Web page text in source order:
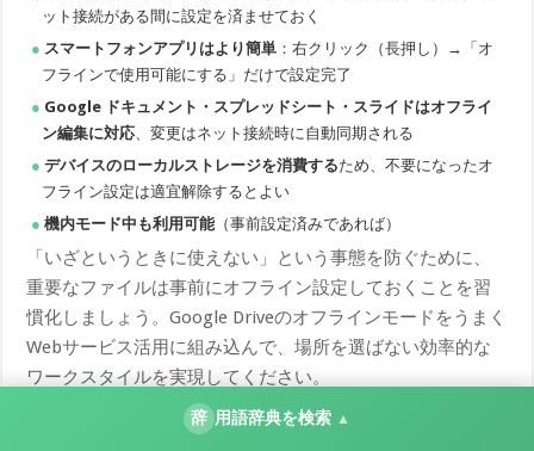
ット接続がある間に設定を済ませておく
スマートフォンアプリはより簡単 ：右クリック（長押し）→「オ
フラインで使用可能にする」だけで設定完了
Google ドキュメント・スプレッドシート・スライドはオフライ
ン編集に対応 、変更はネット接続時に自動同期される
デバイスのローカルストレージを消費するため、不要になったオ
フライン設定は適宜解除するとよい
機内モード中も利用可能 （事前設定済みであれば）
「いざというときに使えない」という事態を防ぐために、
重要なファイルは事前にオフライン設定しておくことを習
慣化しましょう。Google Driveのオフラインモードをうまく
Webサービス活用に組み込んで、場所を選ばない効率的な
ワークスタイルを実現してください。
辞 用語辞典を検索 ▲